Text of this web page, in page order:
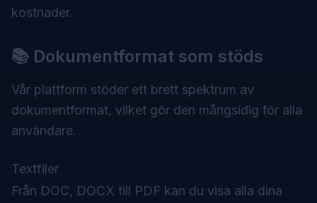
kostnader.
📚 Dokumentformat som stöds
Vår plattform stöder ett brett spektrum av
dokumentformat, vilket gör den mångsidig för alla
användare.
Textfiler
Från DOC, DOCX till PDF kan du visa alla dina